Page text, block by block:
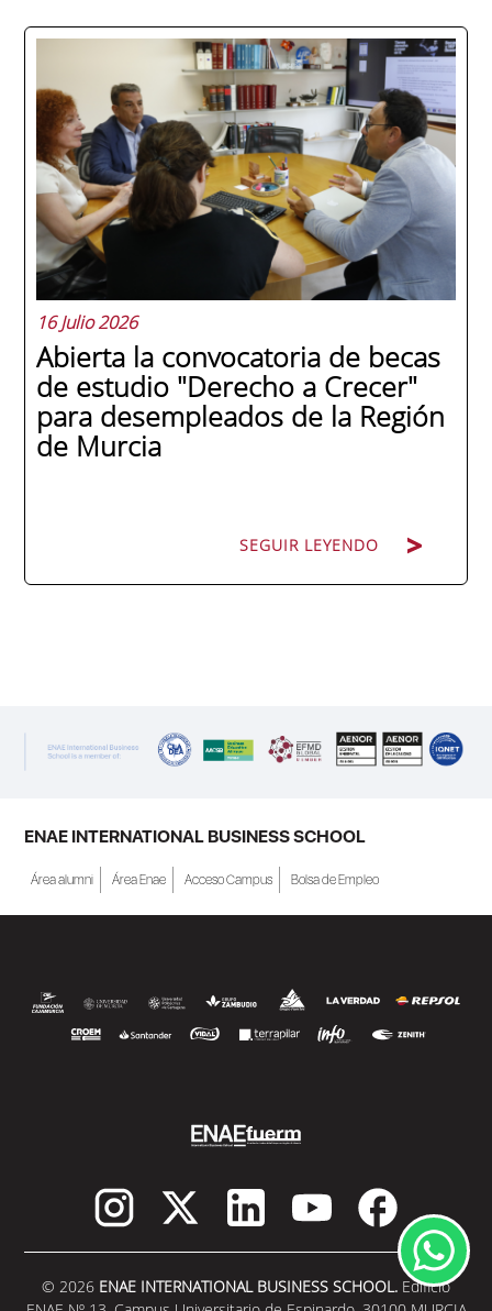
La promoción 2025/2026 de ENAE Business
School se convirtió en una de las más
internacionales de la historia de la escuela
en una ceremonia celebrada en Murcia
con 44 grados y más de 600 asistentes.
Ricardo Navarro, vicepresidente senior de
Generac Power Systems en Estados Unidos
y antiguo alumno...
16 Julio 2026
Abierta la convocatoria de becas
de estudio "Derecho a Crecer"
para desempleados de la Región
de Murcia
SEGUIR LEYENDO
a Crecer". El programa está dirigido a
personas inscritas como demandantes de
becas de estudio parciales (50%), además
de al menos una beca...
ENAE INTERNATIONAL BUSINESS SCHOOL
Área alumni Área Enae Acceso Campus Bolsa de Empleo
© 2026 ENAE INTERNATIONAL BUSINESS SCHOOL. Edificio